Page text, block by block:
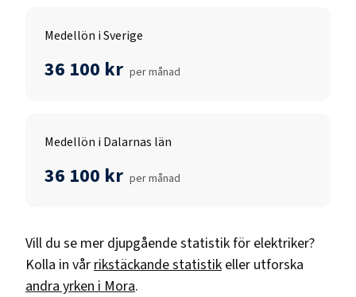
Medellön i Sverige
36 100 kr per månad
Medellön i Dalarnas län
36 100 kr per månad
Vill du se mer djupgående statistik för elektriker?
Kolla in vår rikstäckande statistik eller utforska
andra yrken i Mora.